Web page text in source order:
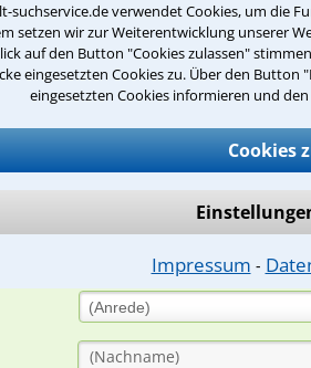
suchservice.de verwendet Cookies, um die
setzen wir zur Weiterentwicklung unserer
auf den Button "Cookies zulassen"
eingesetzten Cookies zu. Über den
eingesetzten Cookies informieren und
Cookies
Impressum ⁃
Teste Dein
Anschließend werden sich
durch einen Anwalt ist für
(Anrede)